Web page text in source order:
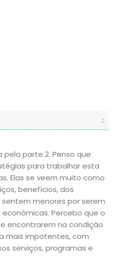
pela parte 2. Penso que
para trabalhar esta
Elas se veem muito como
benefícios, dos
menores por serem
Percebo que o
encontrarem na condição
mais impotentes, com
serviços, programas e